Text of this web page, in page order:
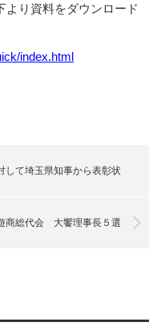
り資料をダウンロード
index.html
して埼玉県知事から表彰状
商総代会 大饗理事長５選